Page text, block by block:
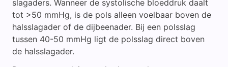
slagaders. Wanneer de systolische bloeddruk daalt
tot >50 mmHg, is de pols alleen voelbaar boven de
halsslagader of de dijbeenader. Bij een polsslag
tussen 40-50 mmHg ligt de polsslag direct boven
de halsslagader.